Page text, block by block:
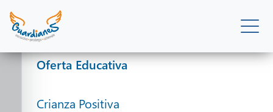
Oferta Educativa
Oferta Educativa
Crianza Positiva